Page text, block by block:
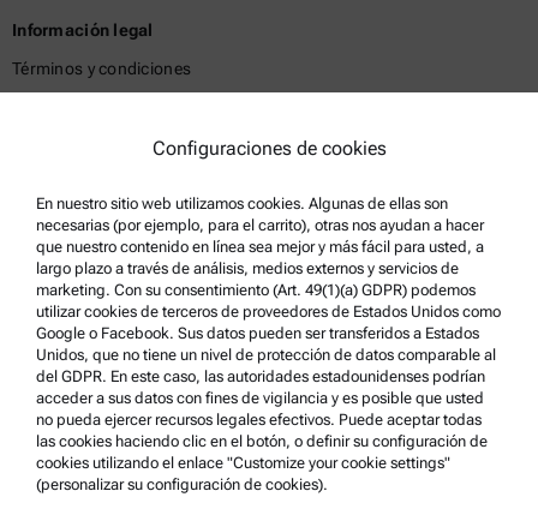
Información legal
Términos y condiciones
Política de privacidad
Condiciones de uso
Marcas comerciales
Sistema de denuncia de irregularidades
Asistencia para el producto
Anton Paar Certified Service
Declaración de seguridad
Centros técnicos Anton Paar
Configuraciones de cookies
En nuestro sitio web utilizamos cookies. Algunas de ellas son
necesarias (por ejemplo, para el carrito), otras nos ayudan a hacer
que nuestro contenido en línea sea mejor y más fácil para usted, a
largo plazo a través de análisis, medios externos y servicios de
marketing. Con su consentimiento (Art. 49(1)(a) GDPR) podemos
utilizar cookies de terceros de proveedores de Estados Unidos como
Google o Facebook. Sus datos pueden ser transferidos a Estados
Unidos, que no tiene un nivel de protección de datos comparable al
del GDPR. En este caso, las autoridades estadounidenses podrían
acceder a sus datos con fines de vigilancia y es posible que usted
no pueda ejercer recursos legales efectivos. Puede aceptar todas
las cookies haciendo clic en el botón, o definir su configuración de
cookies utilizando el enlace "Customize your cookie settings"
(personalizar su configuración de cookies).